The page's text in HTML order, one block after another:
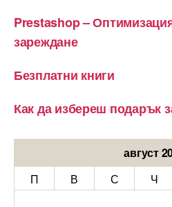
Prestashop –
зареждане
Безплатни книги
Как да избереш подарък
август
П
В С Ч